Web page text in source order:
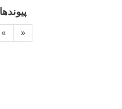
پیوندها
« »